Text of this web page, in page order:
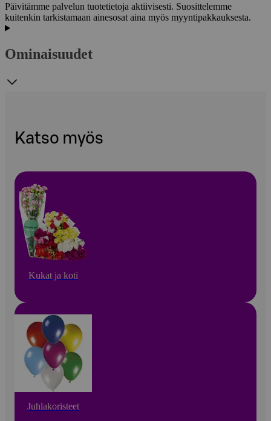
Päivitämme palvelun tuotetietoja aktiivisesti. Suosittelemme
kuitenkin tarkistamaan ainesosat aina myös myyntipakkauksesta.
Ominaisuudet
Katso myös
Kukat ja koti
Juhlakoristeet